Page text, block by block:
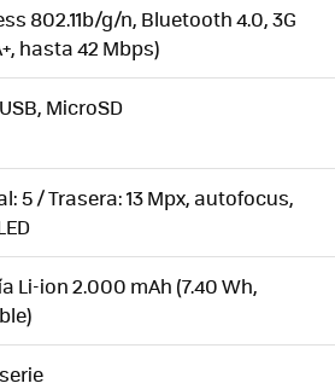
802.11b/g/n, Bluetooth 4.0, 3G
, hasta 42 Mbps)
MicroSD
5 / Trasera: 13 Mpx, autofocus,
Li-ion 2.000 mAh (7.40 Wh,